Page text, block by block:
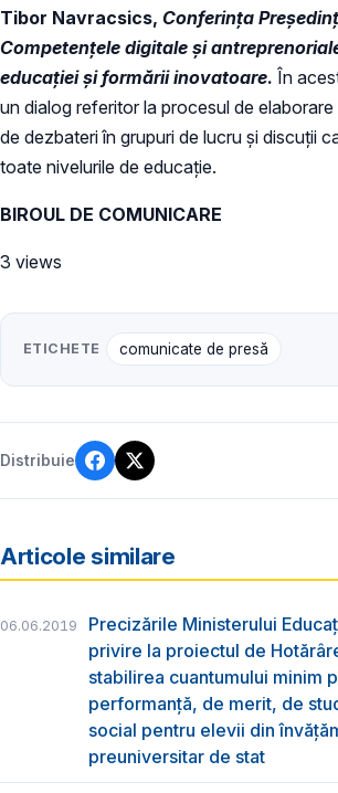
Tibor Navracsics, Conferința
Competențele digitale și
educației și formării inovatoare. În
un dialog referitor la procesul de
de dezbateri în grupuri de lucru și discuții
toate nivelurile de educație.
BIROUL DE COMUNICARE
3 views
ETICHETE comunicate de presă
Distribuie
Articole similare
06.06.2019
Precizările Ministerului
privire la proiectul de
stabilirea cuantumului minim
performanță, de merit, de
social pentru elevii din
preuniversitar de stat